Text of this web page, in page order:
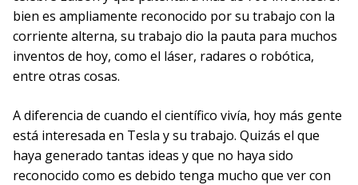
bien es ampliamente reconocido por su trabajo con la
corriente alterna, su trabajo dio la pauta para muchos
inventos de hoy, como el láser, radares o robótica,
entre otras cosas.
A diferencia de cuando el científico vivía, hoy más gente
está interesada en Tesla y su trabajo. Quizás el que
haya generado tantas ideas y que no haya sido
reconocido como es debido tenga mucho que ver con